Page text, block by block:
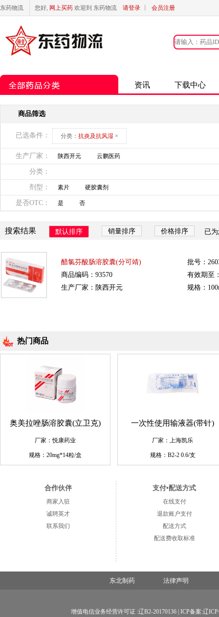
东药物流 您好, 网上买药 欢迎到 东药物流 请登录 会员注册
资讯 下载中心
商品筛选
已选条件： 分类： 抗炎及抗风湿 ×
生产厂家： 陕西开元 云鹏医药
分类：
剂型： 素片 硬胶囊剂
是否OTC： 是 否
搜索结果 默认排序 销量排序 价格排序 已
醋氯芬酸肠溶胶囊(分可靖)
商品编码：93570
生产厂家：陕西开元
批号：
有效期至
规格：
热门商品
奥美拉唑肠溶胶囊(立卫克)
厂家：悦康药业
规格：20mg*14粒/盒
一次性使用输液器(带针)
厂家：上海凯乐
规格：B2-2 0.6/支
合作伙伴
商家入驻
诚聘英才
联系我们
支付•配送方式
在线支付
退款账户支付
配送方式
配送费收取标准
东北制药 法律声明
增值电信业务经营许可证 :辽B2-20170136 | ICP备案:辽